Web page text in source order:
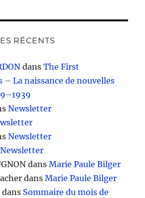
RÉCENTS
dansThe First
– La naissance de nouvelles
Newsletter
Newsletter
Newsletter
dansMarie Paule Bilger
dansMarie Paule Bilger
dans Sommaire du mois de